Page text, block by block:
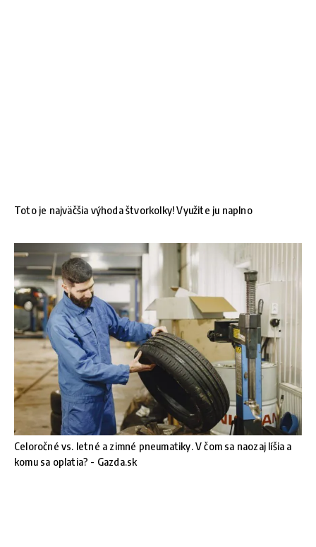
Toto je najväčšia výhoda štvorkolky! Využite ju naplno
Celoročné vs. letné a zimné pneumatiky. V čom sa naozaj líšia a
komu sa oplatia? - Gazda.sk